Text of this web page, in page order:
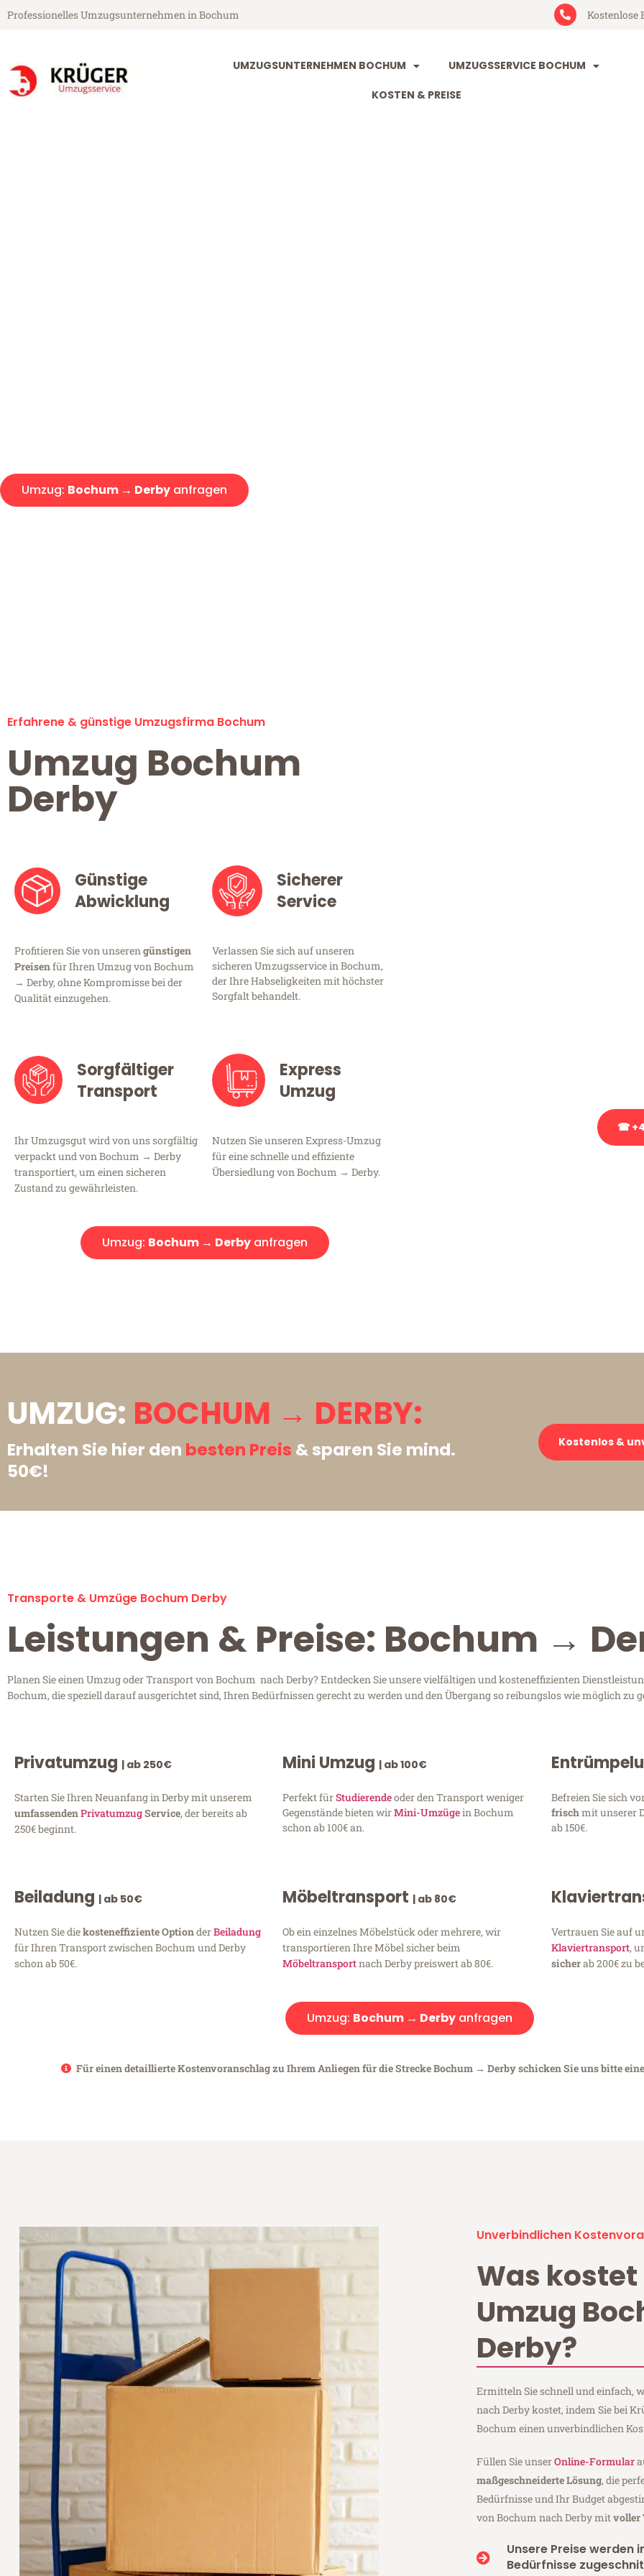
Professionelles Umzugsunternehmen in Bochum Kostenlose
UMZUGSUNTERNEHMEN BOCHUM UMZUGSSERVICE BOCHUM
KOSTEN & PREISE
Umzug: Bochum → Derby anfragen
Erfahrene & günstige Umzugsfirma Bochum
Umzug Bochum
Derby
Günstige
Abwicklung
Profitieren Sie von unserengünstigen
Preisenfür Ihren Umzug von Bochum
→ Derby, ohne Kompromisse bei der
Qualität einzugehen.
Sicherer
Service
Verlassen Sie sich auf unseren
sicheren Umzugsservice in Bochum,
der Ihre Habseligkeiten mit höchster
Sorgfalt behandelt.
Sorgfältiger
Transport
Ihr Umzugsgut wird von uns sorgfältig
verpackt und von Bochum → Derby
transportiert, um einen sicheren
Zustand zu gewährleisten.
Express
Umzug
Nutzen Sie unseren Express-Umzug
für eine schnelle und effiziente
Übersiedlung von Bochum → Derby.
Umzug: Bochum → Derby anfragen
☎
UMZUG: BOCHUM → DERBY:
Erhalten Sie hier den besten Preis & sparen Sie mind.
50€!
Kostenlos &
Transporte & Umzüge Bochum Derby
Leistungen & Preise: Bochum →
Planen Sie einen Umzug oder Transport von Bochum nach Derby? Entdecken Sie unsere vielfältigen und kosteneffizienten
Bochum, die speziell darauf ausgerichtet sind, Ihren Bedürfnissen gerecht zu werden und den Übergang so reibungslos wie möglich zu
Privatumzug | ab 250€
Starten Sie Ihren Neuanfang in Derby mit unserem
umfassendenPrivatumzugService, der bereits ab
250€ beginnt.
Mini Umzug | ab 100€
Perfekt fürStudierendeoder den Transport weniger
Gegenstände bieten wirMini-Umzügein Bochum
schon ab 100€ an.
Befreien Sie sich
frischmit unserer
ab 150€.
Beiladung | ab 50€
Nutzen Sie diekosteneffiziente OptionderBeiladung
für Ihren Transport zwischen Bochum und Derby
schon ab 50€.
Möbeltransport | ab 80€
Ob ein einzelnes Möbelstück oder mehrere, wir
transportieren Ihre Möbel sicher beim
Möbeltransportnach Derby preiswert ab 80€.
Vertrauen Sie auf
Klaviertransport,
sicherab 200€ zu
Umzug: Bochum → Derby anfragen
Für einen detaillierte Kostenvoranschlag zu Ihrem Anliegen für die Strecke Bochum → Derby schicken Sie uns bitte eine
Unverbindlichen
Was kostet
Umzug
Derby?
Ermitteln Sie schnell und einfach,
nach Derby kostet, indem Sie bei
Bochum einen unverbindlichen
Füllen Sie unserOnline-Formular
maßgeschneiderte Lösung, die
Bedürfnisse und Ihr Budget
von Bochum nach Derby mitvoller
Unsere Preise werden
Bedürfnisse